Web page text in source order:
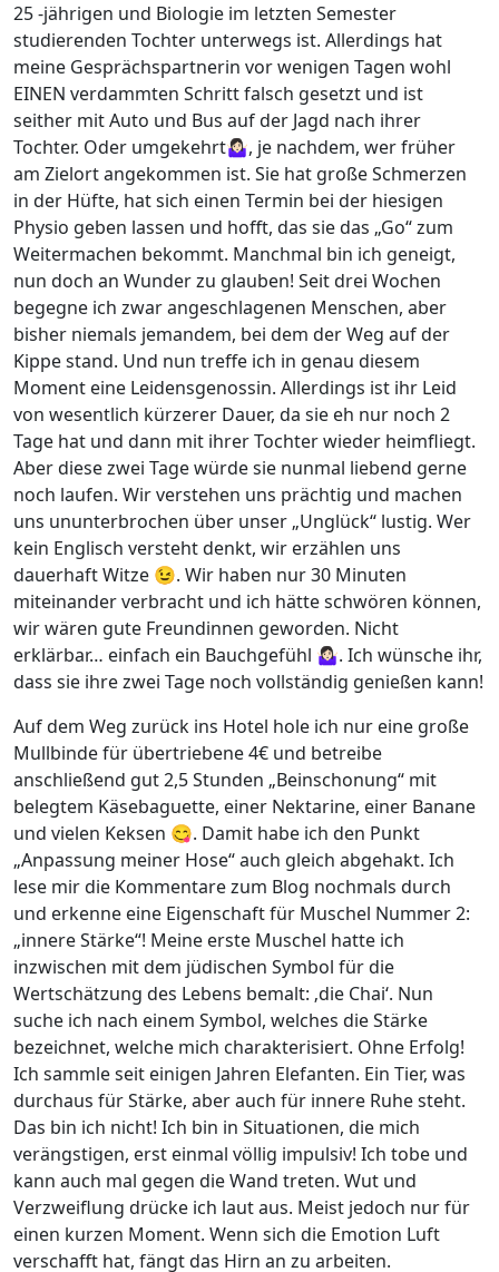
25 -jährigen und Biologie im letzten Semester
studierenden Tochter unterwegs ist. Allerdings hat
meine Gesprächspartnerin vor wenigen Tagen wohl
EINEN verdammten Schritt falsch gesetzt und ist
seither mit Auto und Bus auf der Jagd nach ihrer
Tochter. Oder umgekehrt🤷🏻‍♀️, je nachdem, wer früher
am Zielort angekommen ist. Sie hat große Schmerzen
in der Hüfte, hat sich einen Termin bei der hiesigen
Physio geben lassen und hofft, das sie das „Go“ zum
Weitermachen bekommt. Manchmal bin ich geneigt,
nun doch an Wunder zu glauben! Seit drei Wochen
begegne ich zwar angeschlagenen Menschen, aber
bisher niemals jemandem, bei dem der Weg auf der
Kippe stand. Und nun treffe ich in genau diesem
Moment eine Leidensgenossin. Allerdings ist ihr Leid
von wesentlich kürzerer Dauer, da sie eh nur noch 2
Tage hat und dann mit ihrer Tochter wieder heimfliegt.
Aber diese zwei Tage würde sie nunmal liebend gerne
noch laufen. Wir verstehen uns prächtig und machen
uns ununterbrochen über unser „Unglück“ lustig. Wer
kein Englisch versteht denkt, wir erzählen uns
dauerhaft Witze 😉. Wir haben nur 30 Minuten
miteinander verbracht und ich hätte schwören können,
wir wären gute Freundinnen geworden. Nicht
erklärbar… einfach ein Bauchgefühl 🤷🏻‍♀️. Ich wünsche ihr,
dass sie ihre zwei Tage noch vollständig genießen kann!
Auf dem Weg zurück ins Hotel hole ich nur eine große
Mullbinde für übertriebene 4€ und betreibe
anschließend gut 2,5 Stunden „Beinschonung“ mit
belegtem Käsebaguette, einer Nektarine, einer Banane
und vielen Keksen 😋. Damit habe ich den Punkt
„Anpassung meiner Hose“ auch gleich abgehakt. Ich
lese mir die Kommentare zum Blog nochmals durch
und erkenne eine Eigenschaft für Muschel Nummer 2:
„innere Stärke“! Meine erste Muschel hatte ich
inzwischen mit dem jüdischen Symbol für die
Wertschätzung des Lebens bemalt: ‚die Chai‘. Nun
suche ich nach einem Symbol, welches die Stärke
bezeichnet, welche mich charakterisiert. Ohne Erfolg!
Ich sammle seit einigen Jahren Elefanten. Ein Tier, was
durchaus für Stärke, aber auch für innere Ruhe steht.
Das bin ich nicht! Ich bin in Situationen, die mich
verängstigen, erst einmal völlig impulsiv! Ich tobe und
kann auch mal gegen die Wand treten. Wut und
Verzweiflung drücke ich laut aus. Meist jedoch nur für
einen kurzen Moment. Wenn sich die Emotion Luft
verschafft hat, fängt das Hirn an zu arbeiten.